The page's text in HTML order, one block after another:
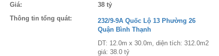
Giá:
38 tỷ
Thông tin tổng quát:
232/9-9A Quốc Lộ 13 Phường 26
Quận Bình Thạnh
DT: 12.0m x 30.0m, diện tích: 312.0m2
giá: 38.0 tỷ